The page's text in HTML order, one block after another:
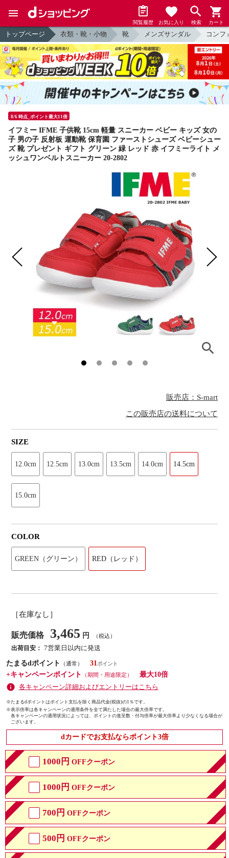
閲覧履歴 お気に入り 検索 カート
トップページ 衣類・靴・小物 靴 メンズサンダル コンフ
8/6 時点_ポイント最大11倍
イフミー IFME 子供靴 15cm 軽量 スニーカー ベビー キッズ 女の
子 男の子 反射板 運動靴 保育園 ファーストシューズ ベビーシュー
ズ 靴 プレゼント ギフト グリーン 緑 レッド 赤 イフミーライト メ
ッシュワンベルトスニーカー 20-2802
販売店：S-mart
この販売店の送料について
SIZE
12.0cm 12.5cm 13.0cm 13.5cm 14.0cm 14.5cm
15.0cm
COLOR
GREEN（グリーン） RED（レッド）
［在庫なし］
販売価格 3,465 円 （税込）
出荷目安： 7営業日以内に発送
たまるdポイント
（通常）
31
+キャンペーンポイント
（期間・用途限定）
最大10倍
各キャンペーン詳細およびエントリーはこちら
※たまるdポイントはポイント支払を除く商品代金(税抜)の1％です。
※表示倍率は各キャンペーンの適用条件を全て満たした場合の最大倍率です。
各キャンペーンの適用状況によっては、ポイントの進呈数・付与倍率が最大倍率より少なくなる場合が
ございます。
dカードでお支払ならポイント3倍
1000円 OFFクーポン
1000円 OFFクーポン
700円 OFFクーポン
500円 OFFクーポン